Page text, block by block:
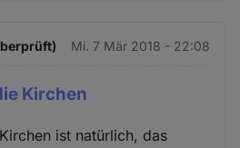
Mi. 7 Mär 2018 - 22:08
Kirchen
ist natürlich, das